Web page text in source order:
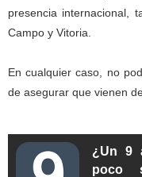
presencia internacional,
Campo y Vitoria.
En cualquier caso, no
de asegurar que vienen
¿Un 9
poco